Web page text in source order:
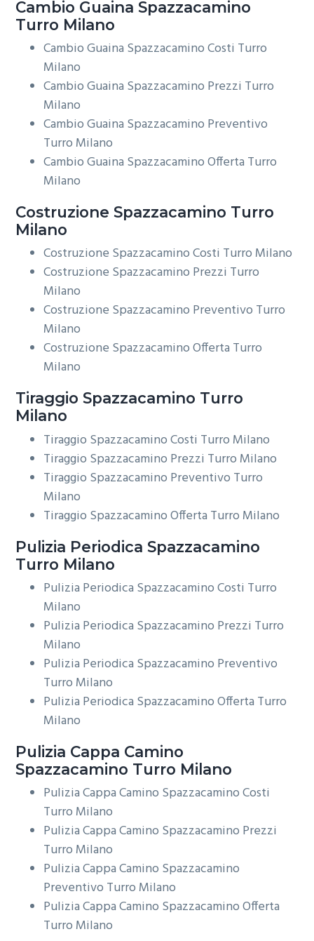
Cambio Guaina Spazzacamino
Turro Milano
Cambio Guaina Spazzacamino Costi Turro
Milano
Cambio Guaina Spazzacamino Prezzi Turro
Milano
Cambio Guaina Spazzacamino Preventivo
Turro Milano
Cambio Guaina Spazzacamino Offerta Turro
Milano
Costruzione Spazzacamino Turro
Milano
Costruzione Spazzacamino Costi Turro Milano
Costruzione Spazzacamino Prezzi Turro
Milano
Costruzione Spazzacamino Preventivo Turro
Milano
Costruzione Spazzacamino Offerta Turro
Milano
Tiraggio Spazzacamino Turro
Milano
Tiraggio Spazzacamino Costi Turro Milano
Tiraggio Spazzacamino Prezzi Turro Milano
Tiraggio Spazzacamino Preventivo Turro
Milano
Tiraggio Spazzacamino Offerta Turro Milano
Pulizia Periodica Spazzacamino
Turro Milano
Pulizia Periodica Spazzacamino Costi Turro
Milano
Pulizia Periodica Spazzacamino Prezzi Turro
Milano
Pulizia Periodica Spazzacamino Preventivo
Turro Milano
Pulizia Periodica Spazzacamino Offerta Turro
Milano
Pulizia Cappa Camino
Spazzacamino Turro Milano
Pulizia Cappa Camino Spazzacamino Costi
Turro Milano
Pulizia Cappa Camino Spazzacamino Prezzi
Turro Milano
Pulizia Cappa Camino Spazzacamino
Preventivo Turro Milano
Pulizia Cappa Camino Spazzacamino Offerta
Turro Milano